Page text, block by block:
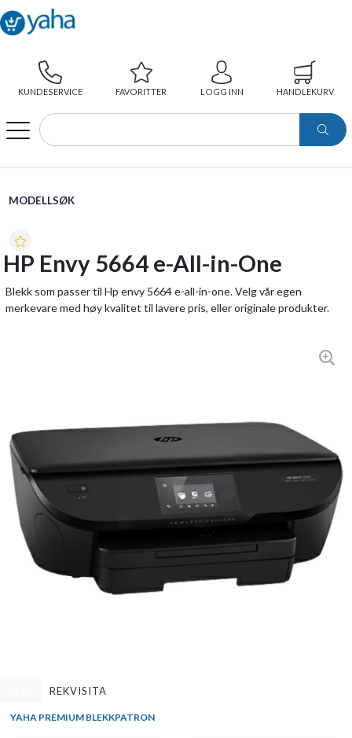
KUNDESERVICE FAVORITTER LOGG INN HANDLEKURV
WEBSHOP
MODELLSØK
HP Envy 5664 e-All-in-One
Blekk som passer til Hp envy 5664 e-all-in-one. Velg vår egen
merkevare med høy kvalitet til lavere pris, eller originale produkter.
REKVISITA
YAHA PREMIUM BLEKKPATRON